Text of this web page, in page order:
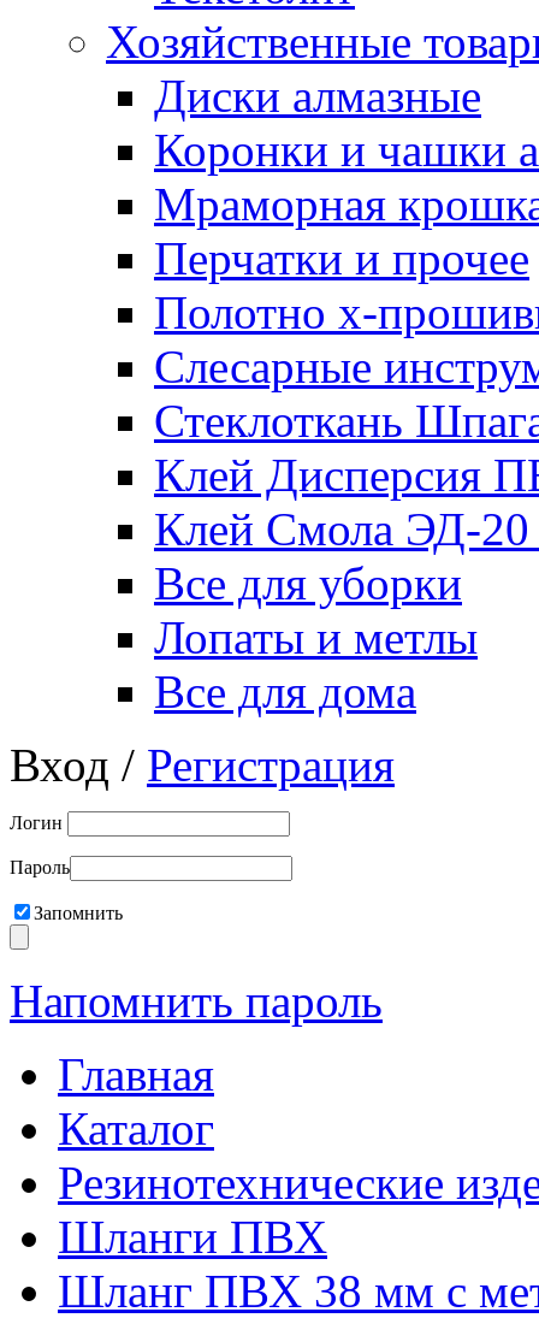
Хозяйственные
Диски алмазные
Коронки и чашки
Мраморная
Перчатки и прочее
Полотно х-
Слесарные
Стеклоткань
Клей Дисперсия
Клей Смола ЭД-20
Все для уборки
Лопаты и метлы
Все для дома
Вход / Регистрация
Логин
Пароль
Запомнить
Напомнить пароль
Главная
Каталог
Резинотехнические
Шланги ПВХ
Шланг ПВХ 38 мм с